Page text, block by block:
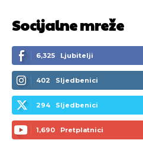
Socijalne mreže
6,325 Ljubitelji
402 Sljedbenici
294 Sljedbenici
1,690 Pretplatnici